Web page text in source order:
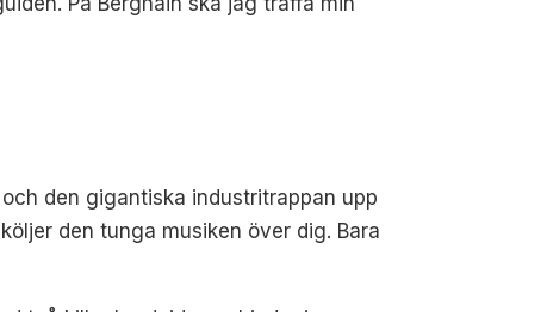
den gigantiska industritrappan upp
den tunga musiken över dig. Bara